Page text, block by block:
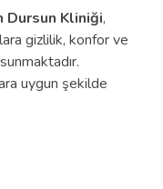
Dursun Kliniği,
gizlilik, konfor ve
uygun şekilde